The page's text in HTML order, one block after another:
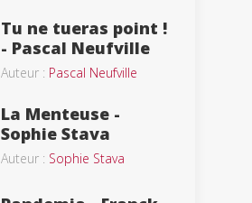
Tu ne tueras point !
- Pascal Neufville
Auteur : Pascal Neufville
La Menteuse -
Sophie Stava
Auteur : Sophie Stava